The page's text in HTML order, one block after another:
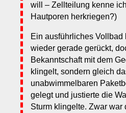
will – Zellteilung kenne
Hautporen herkriegen?)
Ein ausführliches
wieder gerade gerückt,
Bekanntschaft mit dem
klingelt, sondern gleich
unabwimmelbaren
gelegt und justierte die
Sturm klingelte. Zwar war